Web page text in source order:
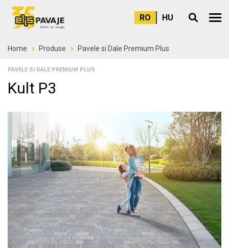
RO HU Meniu
Home Produse Pavele si Dale Premium Plus
PAVELE SI DALE PREMIUM PLUS
Kult P3